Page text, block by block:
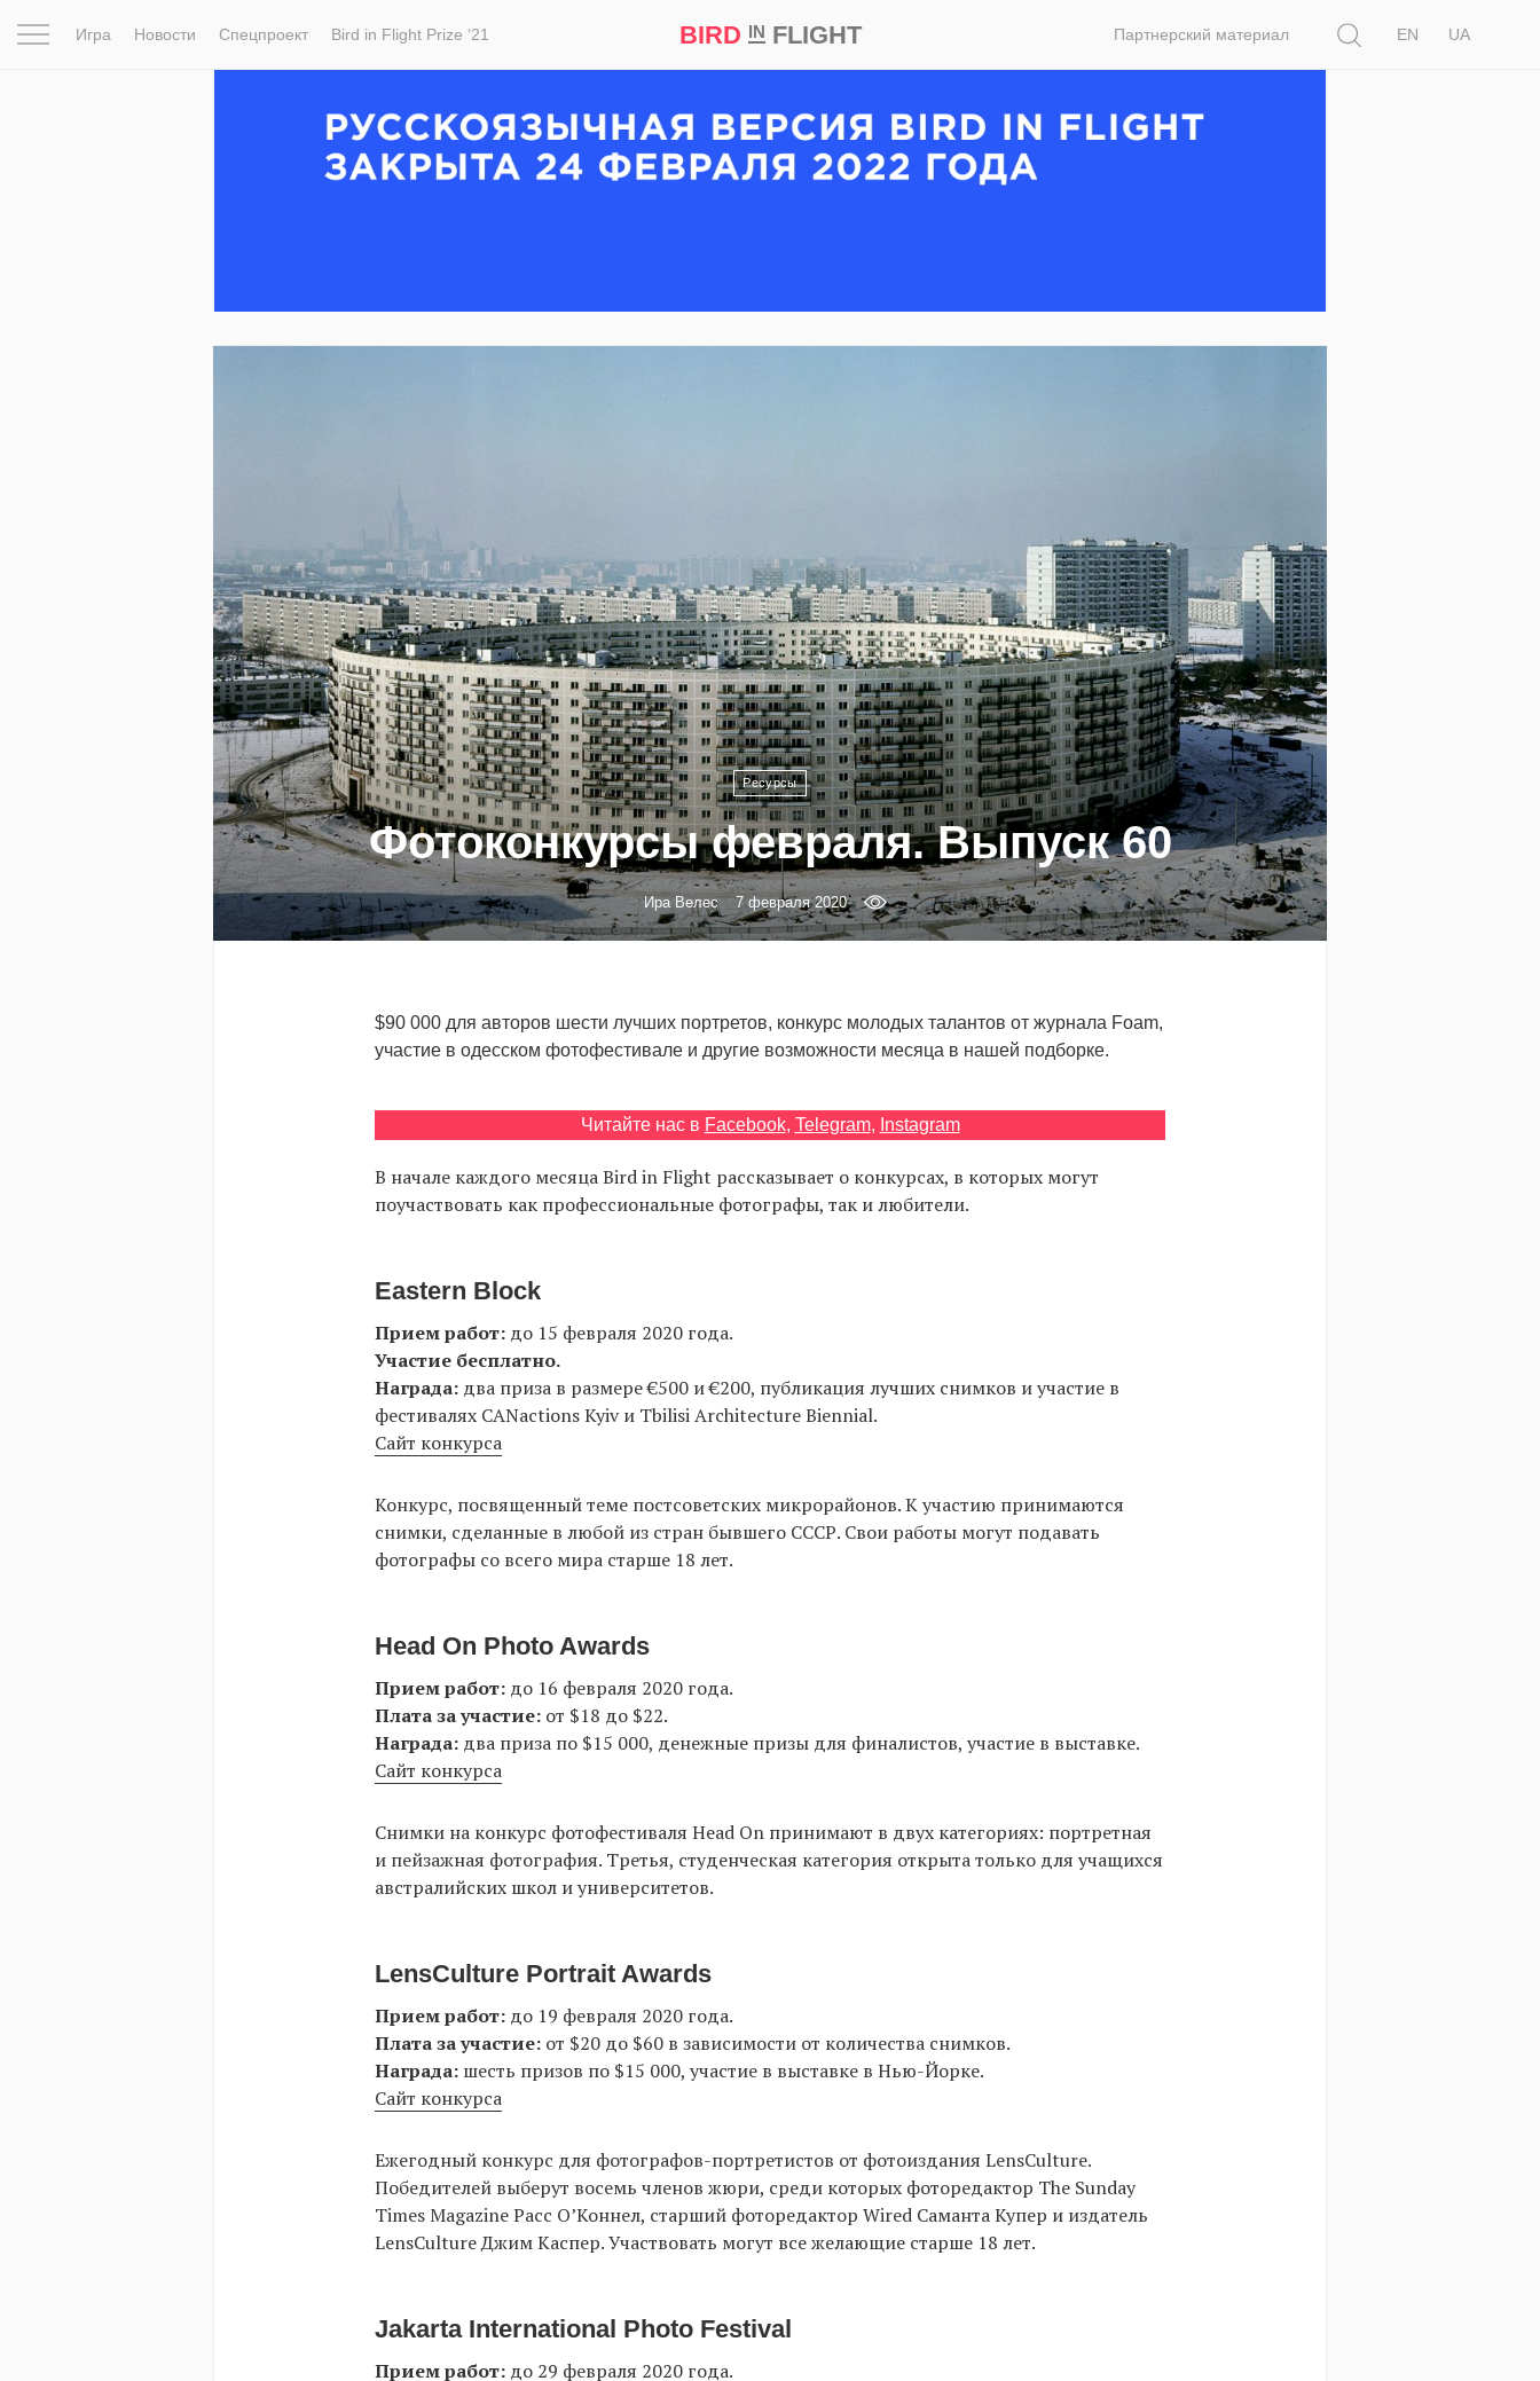
Игра Новости Спецпроект Bird in Flight Prize ‘21 BIRD INFLIGHT Партнерский материал
EN
UA
Ресурсы
Фотоконкурсы февраля. Выпуск 60
Ира Велес 7 февраля 2020
$90 000 для авторов шести лучших портретов, конкурс молодых талантов от журнала Foam,
участие в одесском фотофестивале и другие возможности месяца в нашей подборке.
Читайте нас в Facebook, Telegram, Instagram
В начале каждого месяца Bird in Flight рассказывает о конкурсах, в которых могут
поучаствовать как профессиональные фотографы, так и любители.
Eastern Block
Прием работ: до 15 февраля 2020 года.
Участие бесплатно.
Награда: два приза в размере €500 и €200, публикация лучших снимков и участие в
фестивалях CANactions Kyiv и Tbilisi Architecture Biennial.
Сайт конкурса
Конкурс, посвященный теме постсоветских микрорайонов. К участию принимаются
снимки, сделанные в любой из стран бывшего СССР. Свои работы могут подавать
фотографы со всего мира старше 18 лет.
Head On Photo Awards
Прием работ: до 16 февраля 2020 года.
Плата за участие: от $18 до $22.
Награда: два приза по $15 000, денежные призы для финалистов, участие в выставке.
Сайт конкурса
Снимки на конкурс фотофестиваля Head On принимают в двух категориях: портретная
и пейзажная фотография. Третья, студенческая категория открыта только для учащихся
австралийских школ и университетов.
LensCulture Portrait Awards
Прием работ: до 19 февраля 2020 года.
Плата за участие: от $20 до $60 в зависимости от количества снимков.
Награда: шесть призов по $15 000, участие в выставке в Нью-Йорке.
Сайт конкурса
Ежегодный конкурс для фотографов-портретистов от фотоиздания LensCulture.
Победителей выберут восемь членов жюри, среди которых фоторедактор The Sunday
Times Magazine Расс О’Коннел, старший фоторедактор Wired Саманта Купер и издатель
LensCulture Джим Каспер. Участвовать могут все желающие старше 18 лет.
Jakarta International Photo Festival
Прием работ: до 29 февраля 2020 года.